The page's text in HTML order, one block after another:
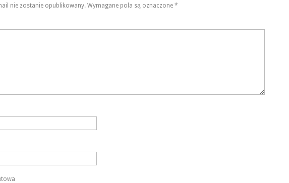
nie zostanie opublikowany. Wymagane pola są oznaczone *